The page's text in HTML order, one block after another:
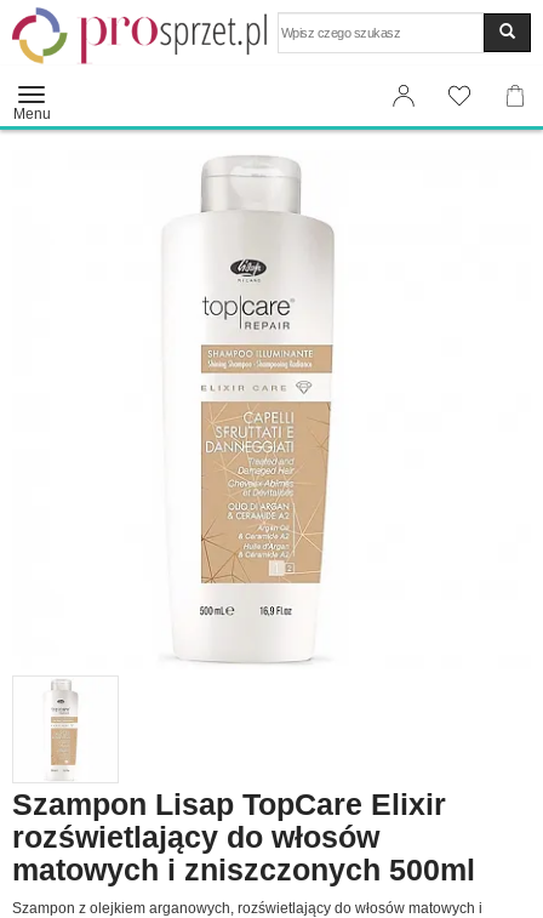
Menu
Szampon Lisap TopCare Elixir
rozświetlający do włosów
matowych i zniszczonych 500ml
Szampon z olejkiem arganowych, rozświetlający do włosów matowych i